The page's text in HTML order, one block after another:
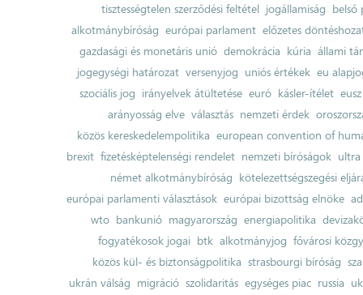
tisztességtelen szerződési feltétel jogállamiság belső
alkotmánybíróság európai parlament előzetes
gazdasági és monetáris unió demokrácia kúria állami
jogegységi határozat versenyjog uniós értékek eu
szociális jog irányelvek átültetése euró kásler-ítélet
arányosság elve választás nemzeti érdek
közös kereskedelempolitika european convention of
brexit fizetésképtelenségi rendelet nemzeti bíróságok ultra
német alkotmánybíróság kötelezettségszegési
európai parlamenti választások európai bizottság elnöke
wto bankunió magyarország energiapolitika
fogyatékosok jogai btk alkotmányjog fővárosi
közös kül- és biztonságpolitika strasbourgi bíróság
ukrán válság migráció szolidaritás egységes piac russia